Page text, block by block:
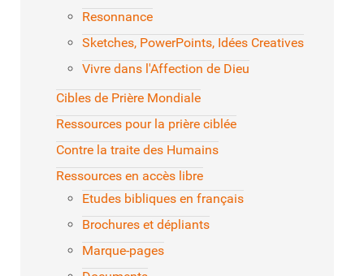
Resonnance
Sketches, PowerPoints, Idées Creatives
Vivre dans l'Affection de Dieu
Cibles de Prière Mondiale
Ressources pour la prière ciblée
Contre la traite des Humains
Ressources en accès libre
Etudes bibliques en français
Brochures et dépliants
Marque-pages